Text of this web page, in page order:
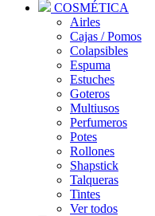
COSMÉTICA
Airles
Cajas / Pomos
Colapsibles
Espuma
Estuches
Goteros
Multiusos
Perfumeros
Potes
Rollones
Shapstick
Talqueras
Tintes
Ver todos